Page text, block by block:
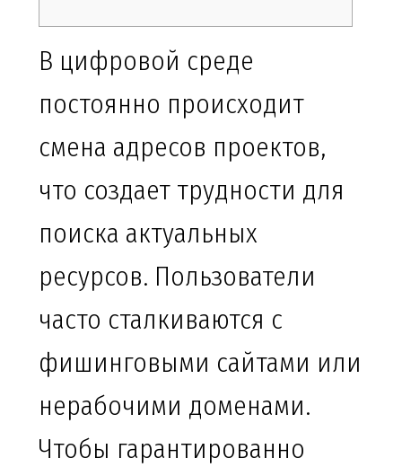
В цифровой среде
постоянно происходит
смена адресов проектов,
что создает трудности для
поиска актуальных
ресурсов. Пользователи
часто сталкиваются с
фишинговыми сайтами или
нерабочими доменами.
Чтобы гарантированно